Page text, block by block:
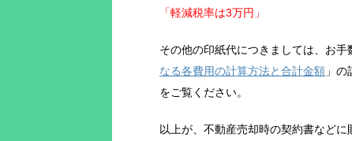
「軽減税率は3万円」
その他の印紙代につきましては、お手
なる各費用の計算方法と合計金額 」
をご覧ください。
以上が、不動産売却時の契約書などに